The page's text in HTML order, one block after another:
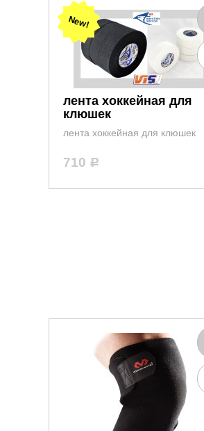
New!
лента хоккейная для
клюшек
лента хоккейная для клюшек
710 Р